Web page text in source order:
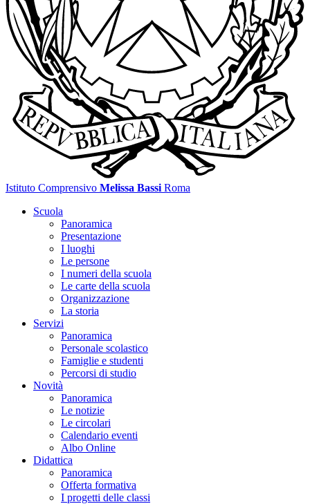
Istituto Comprensivo Melissa Bassi Roma
Scuola
Panoramica
Presentazione
I luoghi
Le persone
I numeri della scuola
Le carte della scuola
Organizzazione
La storia
Servizi
Panoramica
Personale scolastico
Famiglie e studenti
Percorsi di studio
Novità
Panoramica
Le notizie
Le circolari
Calendario eventi
Albo Online
Didattica
Panoramica
Offerta formativa
I progetti delle classi